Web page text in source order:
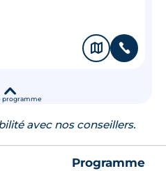
programme
🗞 📞
▾
avec nos conseillers.
Programme